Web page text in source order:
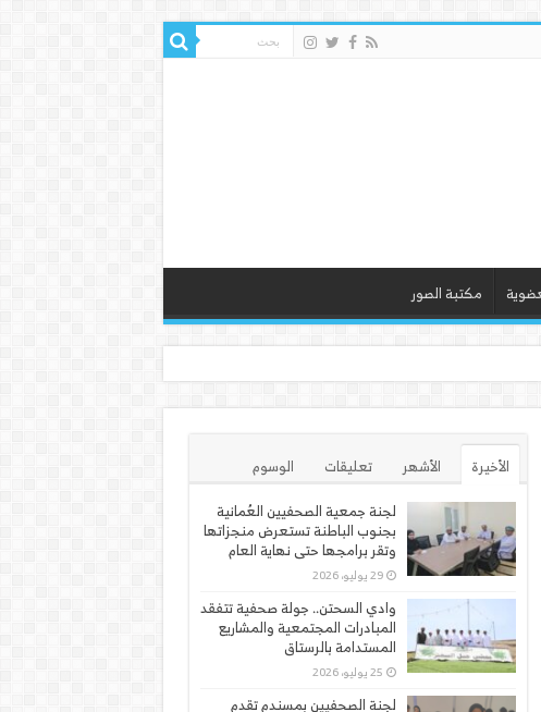
مكتبة الصور
الأخيرة الأشهر تعليقات
الوسوم
لجنة جمعية الصحفيين العُمانية
بجنوب الباطنة تستعرض منجزاتها
وتقر برامجها حتى نهاية العام
29 يوليو، 2026
وادي السحتن.. جولة صحفية تتفقد
المبادرات المجتمعية والمشاريع
المستدامة بالرستاق
25 يوليو، 2026
لجنة الصحفيين بمسندم تقدم